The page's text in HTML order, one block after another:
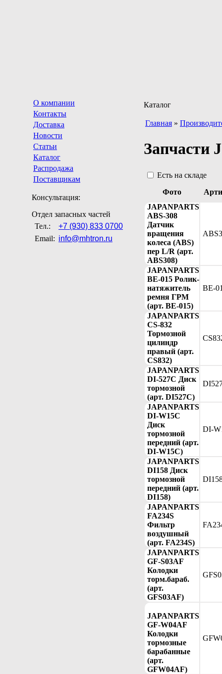
О компании
Контакты
Доставка
Новости
Статьи
Каталог
Распродажа
Поставщикам
Консультация:
Отдел запасных частей
Тел.:
+7 (930) 833 0700
Email: info@mhtron.ru
Каталог
Главная »
Запчасти
Есть на складе
Фото
JAPANPARTS
ABS-308
Датчик
вращения
колеса (ABS)
пер L/R (арт.
ABS308)
JAPANPARTS
BE-015 Ролик-
натяжитель
ремня ГРМ
(арт. BE-015)
BE-
JAPANPARTS
CS-832
Тормозной
цилиндр
правый (арт.
CS832)
JAPANPARTS
DI-527C Диск
тормозной
(арт. DI527C)
JAPANPARTS
DI-W15C
Диск
тормозной
передний (арт.
DI-W15C)
DI-
JAPANPARTS
DI158 Диск
тормозной
передний (арт.
DI158)
JAPANPARTS
FA234S
Фильтр
воздушный
(арт. FA234S)
JAPANPARTS
GF-S03AF
Колодки
торм.бараб.
(арт.
GFS03AF)
JAPANPARTS
GF-W04AF
Колодки
тормозные
барабанные
(арт.
GFW04AF)